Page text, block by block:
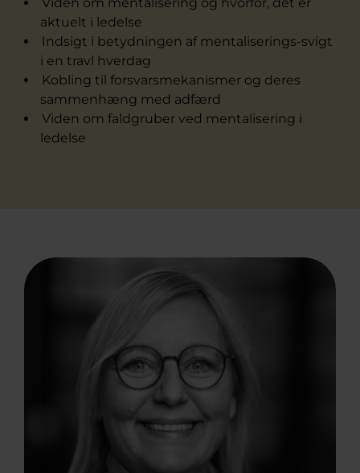
aktuelt i ledelse
Indsigt i betydningen af mentaliserings-svigt
i en travl hverdag
Kobling til forsvarsmekanismer og deres
sammenhæng med adfærd
Viden om faldgruber ved mentalisering i
ledelse